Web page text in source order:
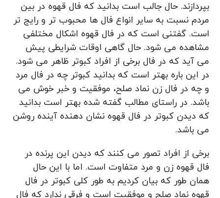
بپردازند. حال جالب است بدانید که فال قهوه در بین
مردم نسبت به سایر انواع فال ها محبوب تر و رایج تر
است. گفتنی است که در فال قهوه اشکال مختلفی
مشاهده می‌ شود. حال گاهی اوقات شرایطی پیش
می آید که در فال برخی از افراد کبوتر ظاهر می شود.
در این باره بهتر است که بدانید کبوتر چه در فال مرد
و چه در فال زن نماد صلح، موفقیت و خبر خوش می
باشد. در راستای مطالب گفته شده بهتر است بدانید
که دیدن کبوتر در فال قهوه نشان دهنده آینده روشن
می باشد.
برخی از افراد تصور می‌ کنند که دیدن این پرنده در
فال قهوه زن و مرد متفاوت است. اما با این حال
همان طور که بیان کردیم به طور کلی کبوتر در فال
قهوه نماد صلح و موفقیت است و فرقی ندارد که فال